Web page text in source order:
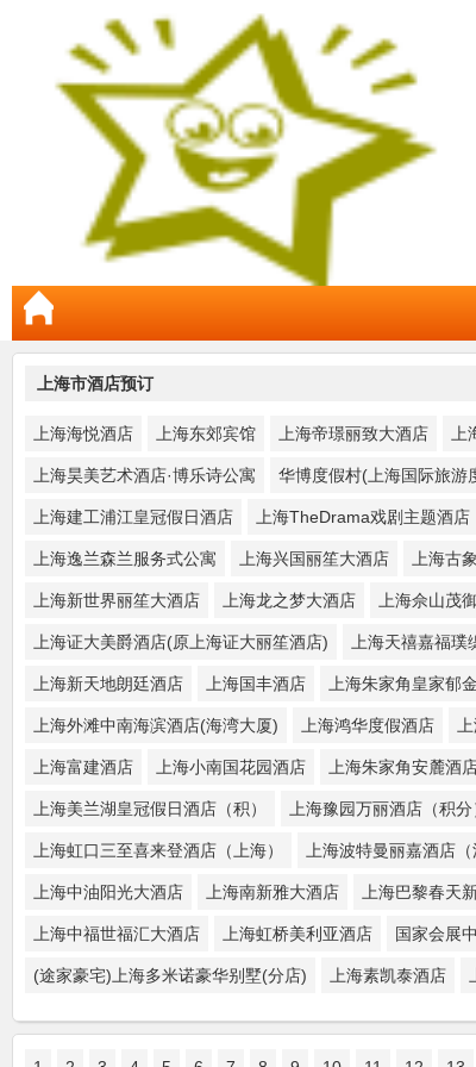
上海市酒店预订
上海海悦酒店 上海东郊宾馆 上海帝璟丽致大酒店
上海昊美艺术酒店·博乐诗公寓 华博度假村(上海国际旅游
上海建工浦江皇冠假日酒店 上海TheDrama戏剧主题酒店
上海逸兰森兰服务式公寓 上海兴国丽笙大酒店 上海古
上海新世界丽笙大酒店 上海龙之梦大酒店 上海佘山茂
上海证大美爵酒店(原上海证大丽笙酒店) 上海天禧嘉福璞
上海新天地朗廷酒店 上海国丰酒店 上海朱家角皇家郁
上海外滩中南海滨酒店(海湾大厦) 上海鸿华度假酒店
上海富建酒店 上海小南国花园酒店 上海朱家角安麓酒
上海美兰湖皇冠假日酒店（积） 上海豫园万丽酒店（积分
上海虹口三至喜来登酒店（上海） 上海波特曼丽嘉酒店（
上海中油阳光大酒店 上海南新雅大酒店 上海巴黎春天
上海中福世福汇大酒店 上海虹桥美利亚酒店 国家会展
(途家豪宅)上海多米诺豪华别墅(分店) 上海素凯泰酒店